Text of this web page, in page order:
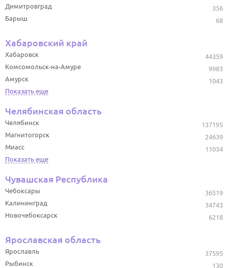
356
Димитровград
68
Барыш
Хабаровский край
44359
Хабаровск
9983
Комсомольск-на-Амуре
1043
Амурск
Показать еще
Челябинская область
137195
Челябинск
24639
Магнитогорск
11034
Миасс
Показать еще
Чувашская Республика
36519
Чебоксары
34743
Калининград
6218
Новочебоксарск
Ярославская область
37595
Ярославль
130
Рыбинск